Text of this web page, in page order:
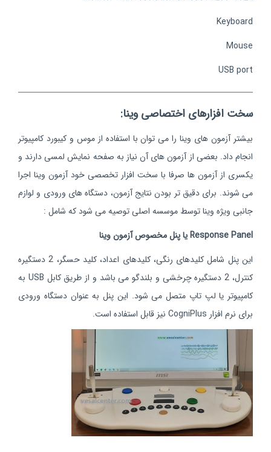
Keyboard
Mouse
USB port
سخت افزارهای اختصاصی وینا:
بیشتر آزمون های وینا را می توان با استفاده از موس و کیبورد کامپیوتر
انجام داد. بعضی از آزمون های آن نیاز به صفحه نمایش لمسی دارند و
یکسری از آزمون ها صرفا با سخت افزار تخصصی خود آزمون وینا اجرا
می شوند. برای دقیق تر بودن نتایج آزمون، دستگاه های ورودی و لوازم
جانبی ویژه وینا توسط موسسه اصلی توصیه می شود که شامل :
Response Panel یا پنل مخصوص آزمون وینا
این پنل شامل کلیدهای رنگی، کلیدهای اعداد، کلید حسگر، 2 دستگیره
کنترل، 2 دستگیره چرخشی و بلندگو می باشد و از طریق کابل USB به
کامپیوتر یا لپ تاپ متصل می شود. این پنل به عنوان دستگاه ورودی
برای نرم افزار CogniPlus نیز قابل استفاده است.